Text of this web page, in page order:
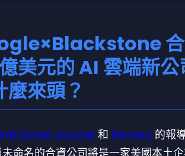
美元的 AI 雲端新公
麼來頭？
Street Journal 和 Reuters 的報
命名的合資公司將是一家美國本土